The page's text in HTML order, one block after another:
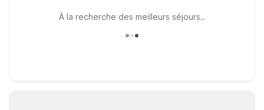
À la recherche des meilleurs séjours..